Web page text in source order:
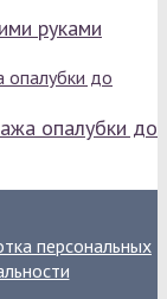
руками
опалубки до
персональных